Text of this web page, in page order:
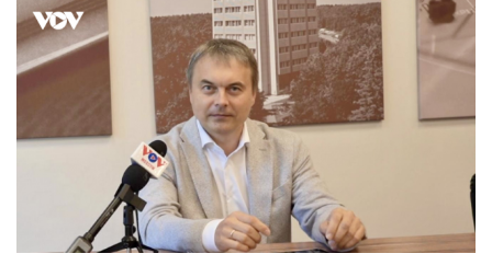
Vụ án
Tin nóng
Tư vấn luật
Vũ khí
Việt Nam
Phân tích